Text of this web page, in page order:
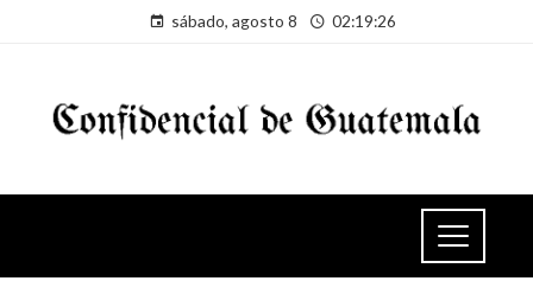
sábado, agosto 8 02:19:26